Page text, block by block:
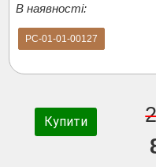
В наявності:
PC-01-01-00127
Купити